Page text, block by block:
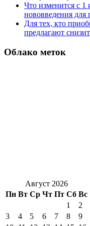
Что изменится с 1
нововведения для
Для тех, кто
предлагают
Облако меток
Август 2026
Пн Вт Ср Чт Пт Сб Вс
1
2
3
4 5 6 7 8
9